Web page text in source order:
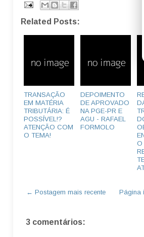
Related Posts:
TRANSAÇÃO
EM MATÉRIA
TRIBUTÁRIA: É
POSSÍVEL!?
ATENÇÃO COM
O TEMA!
DEPOIMENTO
DE APROVADO
NA PGE-PR E
AGU - RAFAEL
FORMOLO
O
← Postagem mais recente Página
3 comentários: